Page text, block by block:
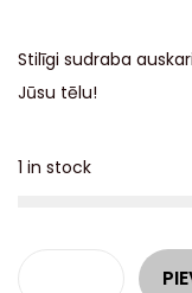
Stilīgi sudraba
Jūsu tēlu!
1 in stock